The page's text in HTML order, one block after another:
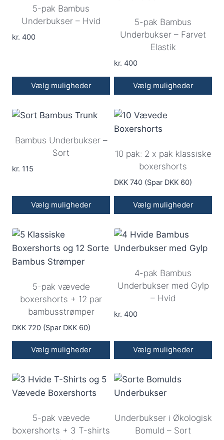
5-pak Bambus
Underbukser – Hvid
kr. 400
Vælg muligheder
vare
flere
Mulighederne
vælges
5-pak Bambus
Underbukser – Farvet
Elastik
kr. 400
Vælg muligheder
vare
har
varianter.
Mulighederne
kan
vælges
Bambus Underbukser –
Sort
kr. 115
Vælg muligheder
vare
har
flere
Mulighederne
kan
vælges
på
varesiden
10 pak: 2 x pak klassiske
boxershorts
DKK 740 (Spar DKK 60)
Vælg muligheder
5-pak vævede
boxershorts + 12 par
bambusstrømper
DKK 720 (Spar DKK 60)
Vælg muligheder
4-pak Bambus
Underbukser med Gylp
– Hvid
kr. 400
Vælg muligheder
vare
har
varianter.
Mulighederne
5-pak vævede
boxershorts + 3 T-shirts
Underbukser i Økologisk
Bomuld – Sort